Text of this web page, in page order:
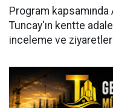
Program kapsamında
Tuncay'ın kentte
inceleme ve